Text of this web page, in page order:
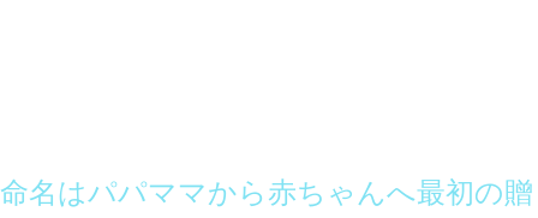
命名はパパママから赤ちゃんへ最初の贈